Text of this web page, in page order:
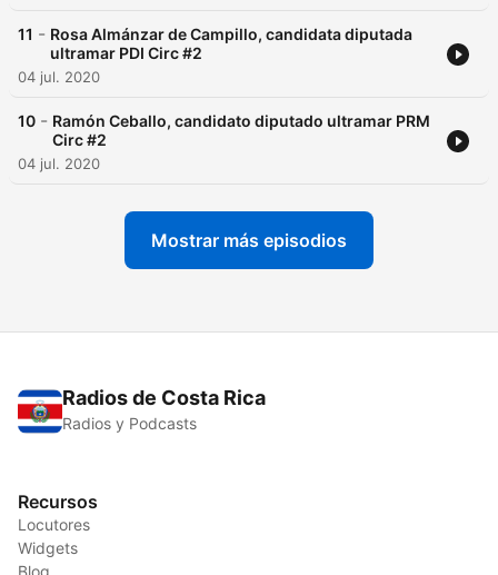
11 - Rosa Almánzar de Campillo, candidata diputada
ultramar PDI Circ #2
04 jul. 2020
10 - Ramón Ceballo, candidato diputado ultramar PRM
Circ #2
04 jul. 2020
Mostrar más episodios
Radios de Costa Rica
Radios y Podcasts
Recursos
Locutores
Widgets